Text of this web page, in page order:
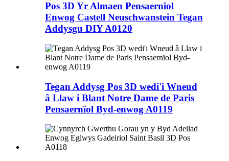
Pos 3D Yr Almaen Pensaernïol
Enwog Castell Neuschwanstein Tegan
Addysgu DIY A0120
Tegan Addysg Pos 3D wedi'i Wneud
â Llaw i Blant Notre Dame de Paris
Pensaernïol Byd-enwog A0119